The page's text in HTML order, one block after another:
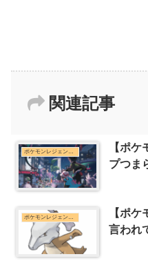
関連記事
【ポ
プつま
ポケモンレジェンズZ-Aまとめ
【ポ
言われ